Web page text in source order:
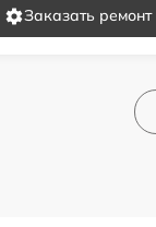
Заказать ремонт